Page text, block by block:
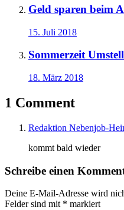
Geld sparen beim
15. Juli 2018
Sommerzeit
18. März 2018
1 Comment
Redaktion Nebenjob-
kommt bald wieder
Schreibe einen
Deine E-Mail-Adresse wird
Felder sind mit * markiert